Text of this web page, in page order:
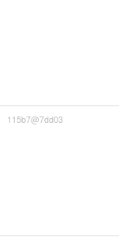
115b7@7dd03